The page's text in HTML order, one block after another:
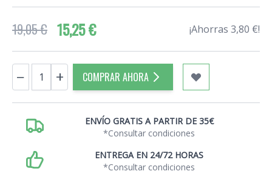
19,05 € 15,25 € ¡Ahorras 3,80 €!
Cantidad
− + COMPRAR AHORA
ENVÍO GRATIS A PARTIR DE 35€
*Consultar condiciones
ENTREGA EN 24/72 HORAS
*Consultar condiciones